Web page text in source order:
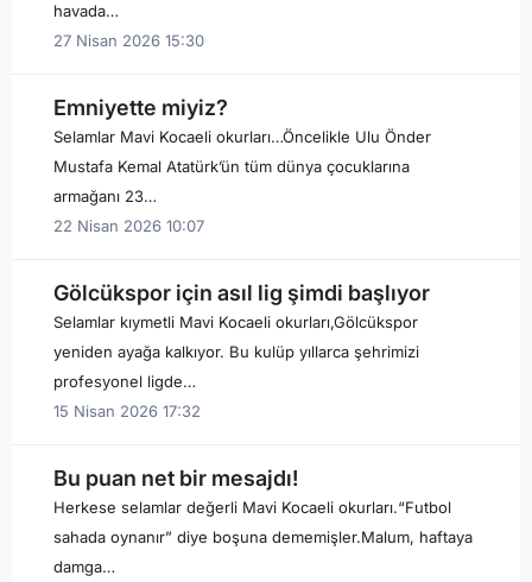
havada…
27 Nisan 2026 15:30
Emniyette miyiz?
Selamlar Mavi Kocaeli okurları…Öncelikle Ulu Önder
Mustafa Kemal Atatürk’ün tüm dünya çocuklarına
armağanı 23…
22 Nisan 2026 10:07
Gölcükspor için asıl lig şimdi başlıyor
Selamlar kıymetli Mavi Kocaeli okurları,Gölcükspor
yeniden ayağa kalkıyor. Bu kulüp yıllarca şehrimizi
profesyonel ligde…
15 Nisan 2026 17:32
Bu puan net bir mesajdı!
Herkese selamlar değerli Mavi Kocaeli okurları.“Futbol
sahada oynanır” diye boşuna dememişler.Malum, haftaya
damga…